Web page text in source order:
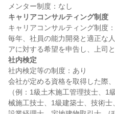
キャリアコンサルティング制度
キャリアコンサルティング制度
毎年、社員の能力開発と適正な
社内検定
社内検定等の制度：あり
会社が定める資格を取得した際
（例：1級土木施工管理技士、1
械施工技士、1級建築士、技術